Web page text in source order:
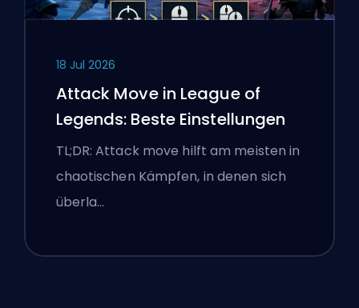
18 Jul 2026
Attack Move in League of
Legends: Beste Einstellungen
TL;DR: Attack move hilft am meisten in
chaotischen Kämpfen, in denen sich
überla…